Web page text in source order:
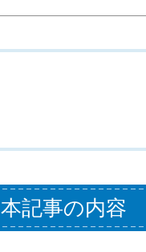
本記事の内容